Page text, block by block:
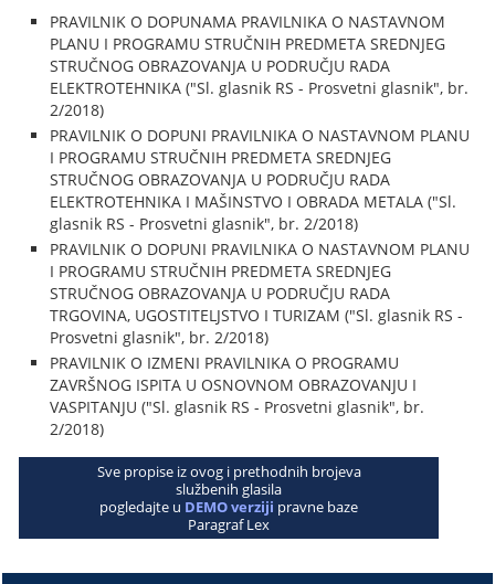
PRAVILNIK O DOPUNAMA PRAVILNIKA O NASTAVNOM
PLANU I PROGRAMU STRUČNIH PREDMETA SREDNJEG
STRUČNOG OBRAZOVANJA U PODRUČJU RADA
ELEKTROTEHNIKA ("Sl. glasnik RS - Prosvetni glasnik", br.
2/2018)
PRAVILNIK O DOPUNI PRAVILNIKA O NASTAVNOM PLANU
I PROGRAMU STRUČNIH PREDMETA SREDNJEG
STRUČNOG OBRAZOVANJA U PODRUČJU RADA
ELEKTROTEHNIKA I MAŠINSTVO I OBRADA METALA ("Sl.
glasnik RS - Prosvetni glasnik", br. 2/2018)
PRAVILNIK O DOPUNI PRAVILNIKA O NASTAVNOM PLANU
I PROGRAMU STRUČNIH PREDMETA SREDNJEG
STRUČNOG OBRAZOVANJA U PODRUČJU RADA
TRGOVINA, UGOSTITELJSTVO I TURIZAM ("Sl. glasnik RS -
Prosvetni glasnik", br. 2/2018)
PRAVILNIK O IZMENI PRAVILNIKA O PROGRAMU
ZAVRŠNOG ISPITA U OSNOVNOM OBRAZOVANJU I
VASPITANJU ("Sl. glasnik RS - Prosvetni glasnik", br.
2/2018)
Sve propise iz ovog i prethodnih brojeva
službenih glasila
pogledajte u DEMO verziji pravne baze
Paragraf Lex